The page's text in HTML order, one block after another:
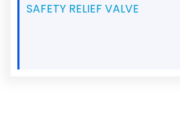
SAFETY RELIEF VALVE